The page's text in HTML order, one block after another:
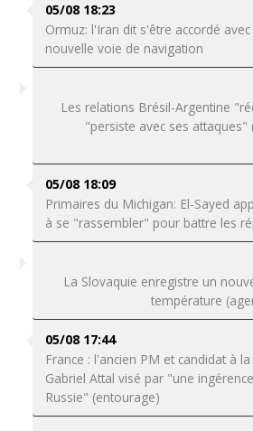
05/08 18:23
Ormuz: l'Iran dit s'être accordé
nouvelle voie de navigation
Les relations Brésil-Argentine
"persiste avec ses
05/08 18:09
Primaires du Michigan: El-Sayed
à se "rassembler" pour battre les
La Slovaquie enregistre un
température
05/08 17:44
France : l'ancien PM et candidat à
Gabriel Attal visé par "une
Russie" (entourage)